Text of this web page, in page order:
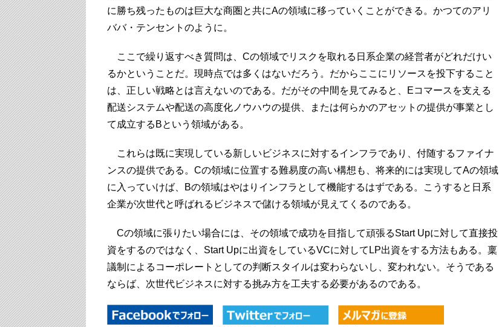
に勝ち残ったものは巨大な商圏と共にAの領域に移っていくことができる。かつてのアリ
ババ・テンセントのように。
ここで繰り返すべき質問は、Cの領域でリスクを取れる日系企業の経営者がどれだけい
るかということだ。現時点では多くはないだろう。だからここにリソースを投下すること
は、正しい戦略とは言えないのである。だがその中間を見てみると、Eコマースを支える
配送システムや配送の高度化ノウハウの提供、または何らかのアセットの提供が事業とし
て成立するBという領域がある。
これらは既に実現している新しいビジネスに対するインフラであり、付随するファイナ
ンスの提供である。Cの領域に位置する難易度の高い構想も、将来的には実現してAの領域
に入っていけば、Bの領域はやはりインフラとして機能するはずである。こうすると日系
企業が次世代と呼ばれるビジネスで儲ける領域が見えてくるのである。
Cの領域に張りたい場合には、その領域で成功を目指して頑張るStart Upに対して直接投
資をするのではなく、Start Upに出資をしているVCに対してLP出資をする方法もある。稟
議制によるコーポレートとしての判断スタイルは変わらないし、変われない。そうである
ならば、次世代ビジネスに対する挑み方を工夫する必要があるのである。